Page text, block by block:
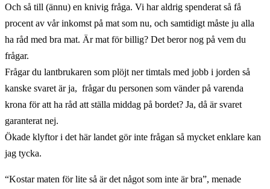
Och så till (ännu) en knivig fråga. Vi har aldrig spenderat så få
procent av vår inkomst på mat som nu, och samtidigt måste ju alla
ha råd med bra mat. Är mat för billig? Det beror nog på vem du
frågar.
Frågar du lantbrukaren som plöjt ner timtals med jobb i jorden så
kanske svaret är ja, frågar du personen som vänder på varenda
krona för att ha råd att ställa middag på bordet? Ja, då är svaret
garanterat nej.
Ökade klyftor i det här landet gör inte frågan så mycket enklare kan
jag tycka.
“Kostar maten för lite så är det något som inte är bra”, menade